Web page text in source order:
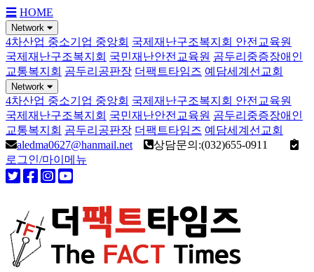
☰ HOME
Network
4차산업 중소기업 중앙회 국제재난구조복지회 안전교육원
국제재난구조복지회 국민재난안전교육원 곰두리중증장애인
교통복지회 곰두리공판장 더팩트타임즈 예담세계선교회
Network
4차산업 중소기업 중앙회 국제재난구조복지회 안전교육원
국제재난구조복지회 국민재난안전교육원 곰두리중증장애인
교통복지회 곰두리공판장 더팩트타임즈 예담세계선교회
aledma0627@hanmail.net
상담문의:(032)655-0911
로그인/마이메뉴